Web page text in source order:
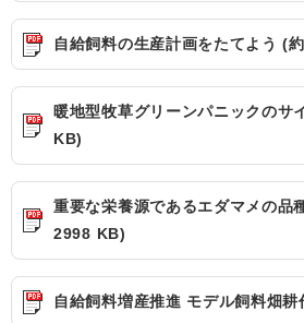
自給飼料の生産計画をたてよう (
暖地型牧草グリーンパニックのサ
KB)
重要な栄養源であるエダマメの品
2998 KB)
自給飼料増産推進 モデル飼料畑